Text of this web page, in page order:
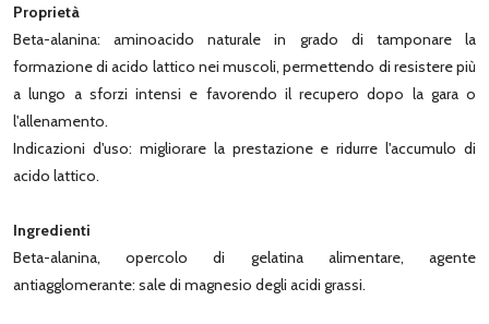
Proprietà
Beta-alanina: aminoacido naturale in grado di tamponare la
formazione di acido lattico nei muscoli, permettendo di resistere più
a lungo a sforzi intensi e favorendo il recupero dopo la gara o
l'allenamento.
Indicazioni d'uso: migliorare la prestazione e ridurre l'accumulo di
acido lattico.
Ingredienti
Beta-alanina, opercolo di gelatina alimentare, agente
antiagglomerante: sale di magnesio degli acidi grassi.